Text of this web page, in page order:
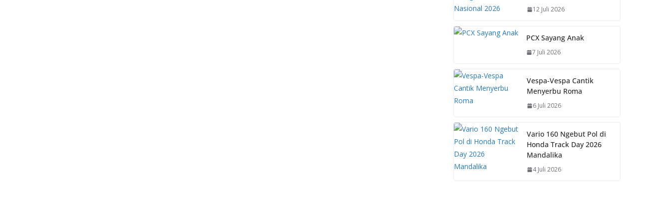
12 Juli 2026
PCX Sayang Anak
7 Juli 2026
Vespa-Vespa Cantik
Menyerbu Roma
6 Juli 2026
Vario 160 Ngebut Pol di
Honda Track Day 2026
Mandalika
4 Juli 2026